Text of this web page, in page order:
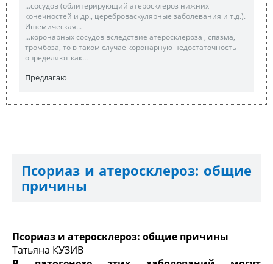
...сосудов (облитерирующий атеросклероз нижних
конечностей и др., цереброваскулярные заболевания и т.д.).
Ишемическая...
...коронарных сосудов вследствие атеросклероза , спазма,
тромбоза, то в таком случае коронарную недостаточность
определяют как...
Предлагаю
Псориаз и атеросклероз: общие
причины
Псориаз и атеросклероз: общие причины
Татьяна КУЗИВ